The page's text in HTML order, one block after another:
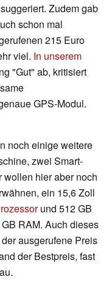
Zudem gab
schon mal
215 Euro
viel. In unserem
"Gut" ab, kritisiert
GPS-Modul.
noch einige weitere
zwei Smart-
wollen hier aber noch
ein 15,6 Zoll
und 512 GB
RAM. Auch dieses
ausgerufene Preis
der Bestpreis, fast